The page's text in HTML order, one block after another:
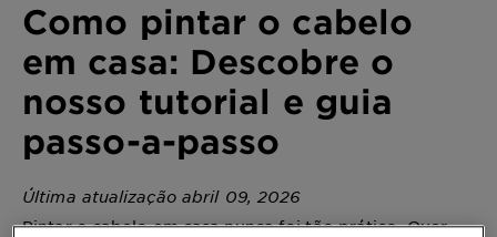
Como pintar o cabelo
em casa: Descobre o
nosso tutorial e guia
passo-a-passo
Última atualização abril 09, 2026
Pintar o cabelo em casa nunca foi tão prático. Quer